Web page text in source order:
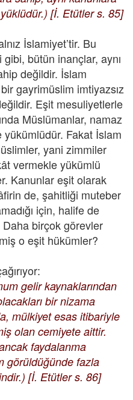
[İ. Etütler s. 85]
İslamiyet’tir. Bu
bütün inançlar, aynı
değildir. İslam
gayrimüslim imtiyazsız
Eşit mesuliyetlerle
Müslümanlar, namaz
yükümlüdür. Fakat İslam
yani zimmiler
vermekle yükümlü
Kanunlar eşit olarak
de, şahitliği muteber
için, halife de
birçok görevler
o eşit hükümler?
gelir kaynaklarından
bir nizama
mülkiyet esas itibariyle
olan cemiyete aittir.
faydalanma
görüldüğünde fazla
[İ. Etütler s. 86]